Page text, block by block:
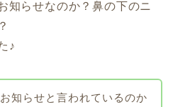
知らせなのか？鼻の下のニ
♪
知らせと言われているのか